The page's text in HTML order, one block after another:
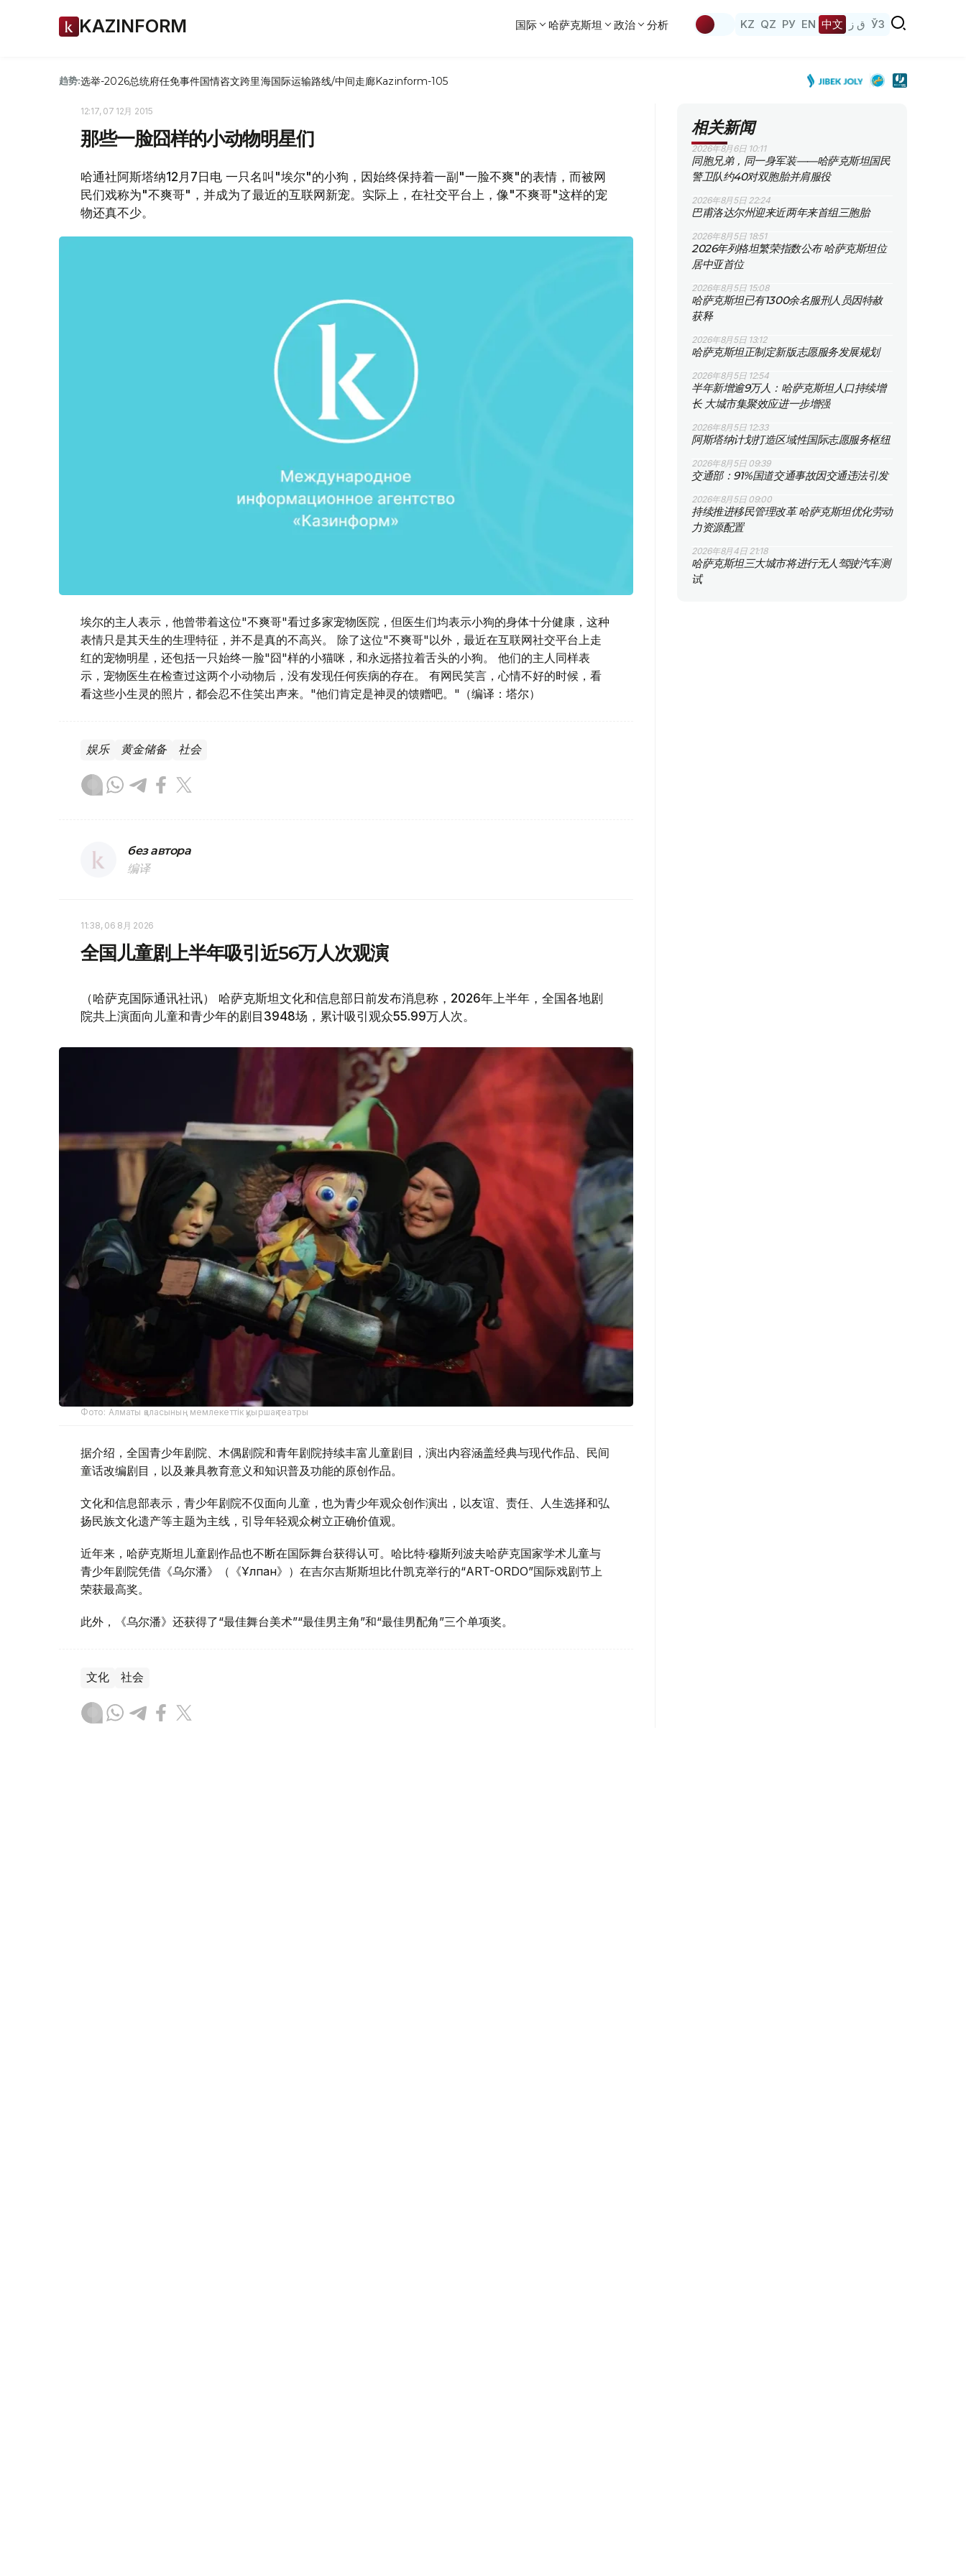
KAZINFORM 国际 哈萨克斯坦 政治 分析 KZ QZ РУ EN 中文 ق ز ЎЗ
趋势:选举-2026总统府任免事件国情咨文跨里海国际运输路线/中间走廊Kazinform-105
12:17, 07 12月 2015
那些一脸囧样的小动物明星们
哈通社阿斯塔纳12月7日电 一只名叫"埃尔"的小狗，因始终保持着一副"一脸不爽"的表情，而被网
民们戏称为"不爽哥"，并成为了最近的互联网新宠。实际上，在社交平台上，像"不爽哥"这样的宠
物还真不少。
埃尔的主人表示，他曾带着这位"不爽哥"看过多家宠物医院，但医生们均表示小狗的身体十分健康，这种
表情只是其天生的生理特征，并不是真的不高兴。 除了这位"不爽哥"以外，最近在互联网社交平台上走
红的宠物明星，还包括一只始终一脸"囧"样的小猫咪，和永远搭拉着舌头的小狗。 他们的主人同样表
示，宠物医生在检查过这两个小动物后，没有发现任何疾病的存在。 有网民笑言，心情不好的时候，看
看这些小生灵的照片，都会忍不住笑出声来。"他们肯定是神灵的馈赠吧。"（编译：塔尔）
娱乐 黄金储备 社会
без автора
编译
11:38, 06 8月 2026
全国儿童剧上半年吸引近56万人次观演
（哈萨克国际通讯社讯） 哈萨克斯坦文化和信息部日前发布消息称，2026年上半年，全国各地剧
院共上演面向儿童和青少年的剧目3948场，累计吸引观众55.99万人次。
Фото: Алматы қаласының мемлекеттік қуыршақ театры
据介绍，全国青少年剧院、木偶剧院和青年剧院持续丰富儿童剧目，演出内容涵盖经典与现代作品、民间
童话改编剧目，以及兼具教育意义和知识普及功能的原创作品。
文化和信息部表示，青少年剧院不仅面向儿童，也为青少年观众创作演出，以友谊、责任、人生选择和弘
扬民族文化遗产等主题为主线，引导年轻观众树立正确价值观。
近年来，哈萨克斯坦儿童剧作品也不断在国际舞台获得认可。哈比特·穆斯列波夫哈萨克国家学术儿童与
青少年剧院凭借《乌尔潘》（《Ұлпан》）在吉尔吉斯斯坦比什凯克举行的“ART-ORDO”国际戏剧节上
荣获最高奖。
此外，《乌尔潘》还获得了“最佳舞台美术”“最佳男主角”和“最佳男配角”三个单项奖。
文化 社会
相关新闻
2026年8月6日 10:11
同胞兄弟，同一身军装——哈萨克斯坦国民
警卫队约40对双胞胎并肩服役
2026年8月5日 22:24
巴甫洛达尔州迎来近两年来首组三胞胎
2026年8月5日 18:51
2026年列格坦繁荣指数公布 哈萨克斯坦位
居中亚首位
2026年8月5日 15:08
哈萨克斯坦已有1300余名服刑人员因特赦
获释
2026年8月5日 13:12
哈萨克斯坦正制定新版志愿服务发展规划
2026年8月5日 12:54
半年新增逾9万人：哈萨克斯坦人口持续增
长 大城市集聚效应进一步增强
2026年8月5日 12:33
阿斯塔纳计划打造区域性国际志愿服务枢纽
2026年8月5日 09:39
交通部：91%国道交通事故因交通违法引发
2026年8月5日 09:00
持续推进移民管理改革 哈萨克斯坦优化劳动
力资源配置
2026年8月4日 21:18
哈萨克斯坦三大城市将进行无人驾驶汽车测
试